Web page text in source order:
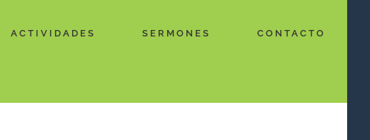
ACTIVIDADES SERMONES CONTACTO